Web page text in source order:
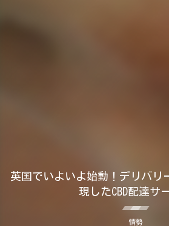
英国でいよいよ始動！デリバリ
現したCBD配達サ
情勢